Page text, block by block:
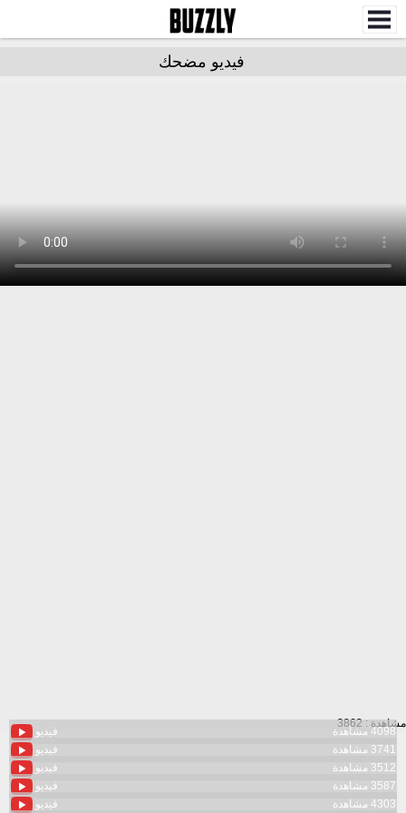
فيديو مضحك
مشاهدة : 3862
فيديو
4098 مشاهدة
فيديو
3741 مشاهدة
فيديو
3512 مشاهدة
فيديو
3587 مشاهدة
فيديو
4303 مشاهدة